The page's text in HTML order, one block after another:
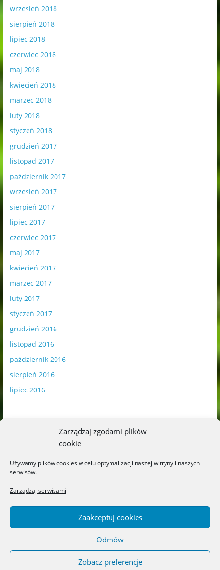
Zarządzaj zgodami plików
cookie
Używamy plików cookies w celu optymalizacji naszej witryny i naszych
serwisów.
Zarządzaj serwisami
Zaakceptuj cookies
Odmów
Zobacz preferencje
wrzesień 2018
sierpień 2018
lipiec 2018
czerwiec 2018
maj 2018
kwiecień 2018
marzec 2018
luty 2018
styczeń 2018
grudzień 2017
listopad 2017
październik 2017
wrzesień 2017
sierpień 2017
lipiec 2017
czerwiec 2017
maj 2017
kwiecień 2017
marzec 2017
luty 2017
styczeń 2017
grudzień 2016
listopad 2016
październik 2016
sierpień 2016
lipiec 2016
Blog o książkach dla dzieci i młodzieży –
recenzje i rekomendacje. All rights reserved.
Theme: ColorMag byThemeGrill. Powered by